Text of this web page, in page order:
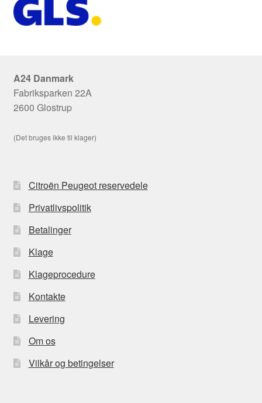
A24 Danmark
Fabriksparken 22A
2600 Glostrup
(Det bruges ikke til klager)
Citroën Peugeot reservedele
Privatlivspolitik
Betalinger
Klage
Klageprocedure
Kontakte
Levering
Om os
Vilkår og betingelser